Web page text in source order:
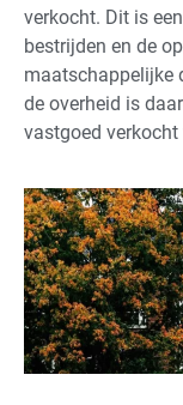
verkocht. Dit is
bestrijden en de
maatschappelijke
de overheid is
vastgoed